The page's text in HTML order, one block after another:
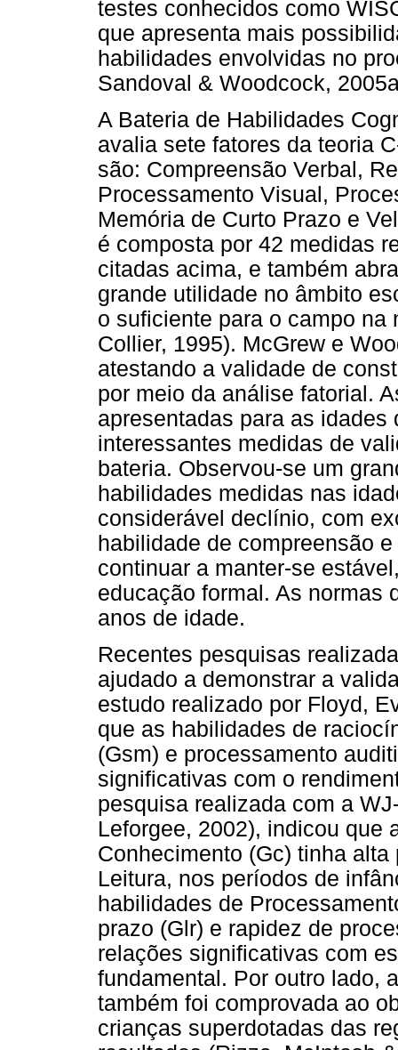
testes conhecidos como
que apresenta mais
habilidades envolvidas no
Sandoval & Woodcock,
A Bateria de Habilidades
avalia sete fatores da teoria
são: Compreensão Verbal,
Processamento Visual,
Memória de Curto Prazo e
é composta por 42 medidas
citadas acima, e também
grande utilidade no âmbito
o suficiente para o campo
Collier, 1995). McGrew e
atestando a validade de
por meio da análise fatorial.
apresentadas para as
interessantes medidas de
bateria. Observou-se um
habilidades medidas nas
considerável declínio, com
habilidade de compreensão
continuar a manter-se
educação formal. As normas
anos de idade.
Recentes pesquisas
ajudado a demonstrar a
estudo realizado por Floyd,
que as habilidades de
(Gsm) e processamento
significativas com o
pesquisa realizada com a
Leforgee, 2002), indicou que
Conhecimento (Gc) tinha
Leitura, nos períodos de
habilidades de
prazo (Glr) e rapidez de
relações significativas com
fundamental. Por outro lado,
também foi comprovada ao
crianças superdotadas das